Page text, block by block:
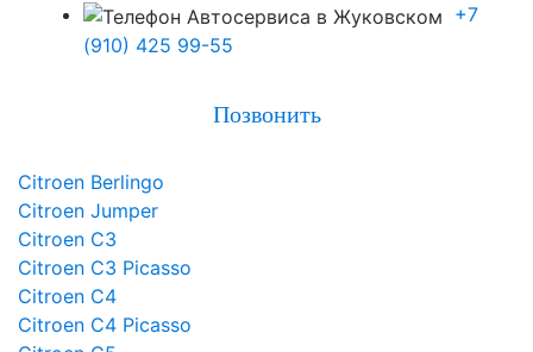
+7
(910) 425 99-55
Позвонить
Citroen Berlingo
Citroen Jumper
Citroen C3
Citroen C3 Picasso
Citroen C4
Citroen C4 Picasso